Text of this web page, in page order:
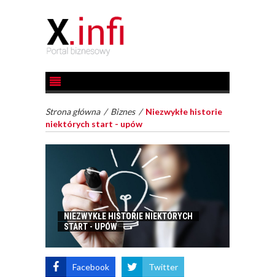
Strona główna / Biznes / Niezwykłe historie
niektórych start - upów
NIEZWYKŁE HISTORIE NIEKTÓRYCH
START - UPÓW
Facebook Twitter